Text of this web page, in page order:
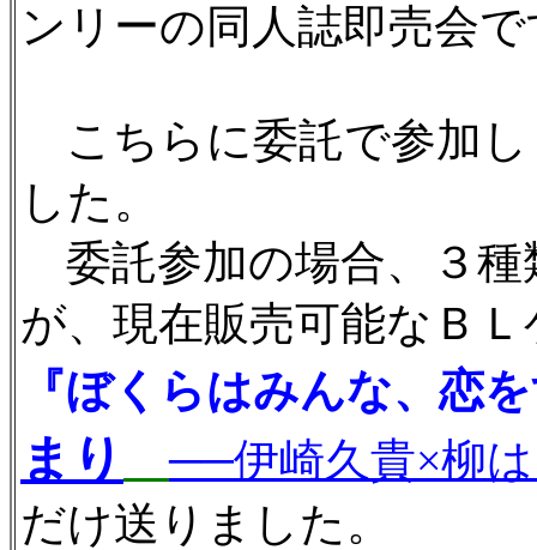
ンリーの同人誌即売会
こちらに委託で参加し
した。
委託参加の場合、３種
が、現在販売可能なＢ
『ぼくらはみんな、恋
まり
──伊崎久貴×柳
だけ送りました。